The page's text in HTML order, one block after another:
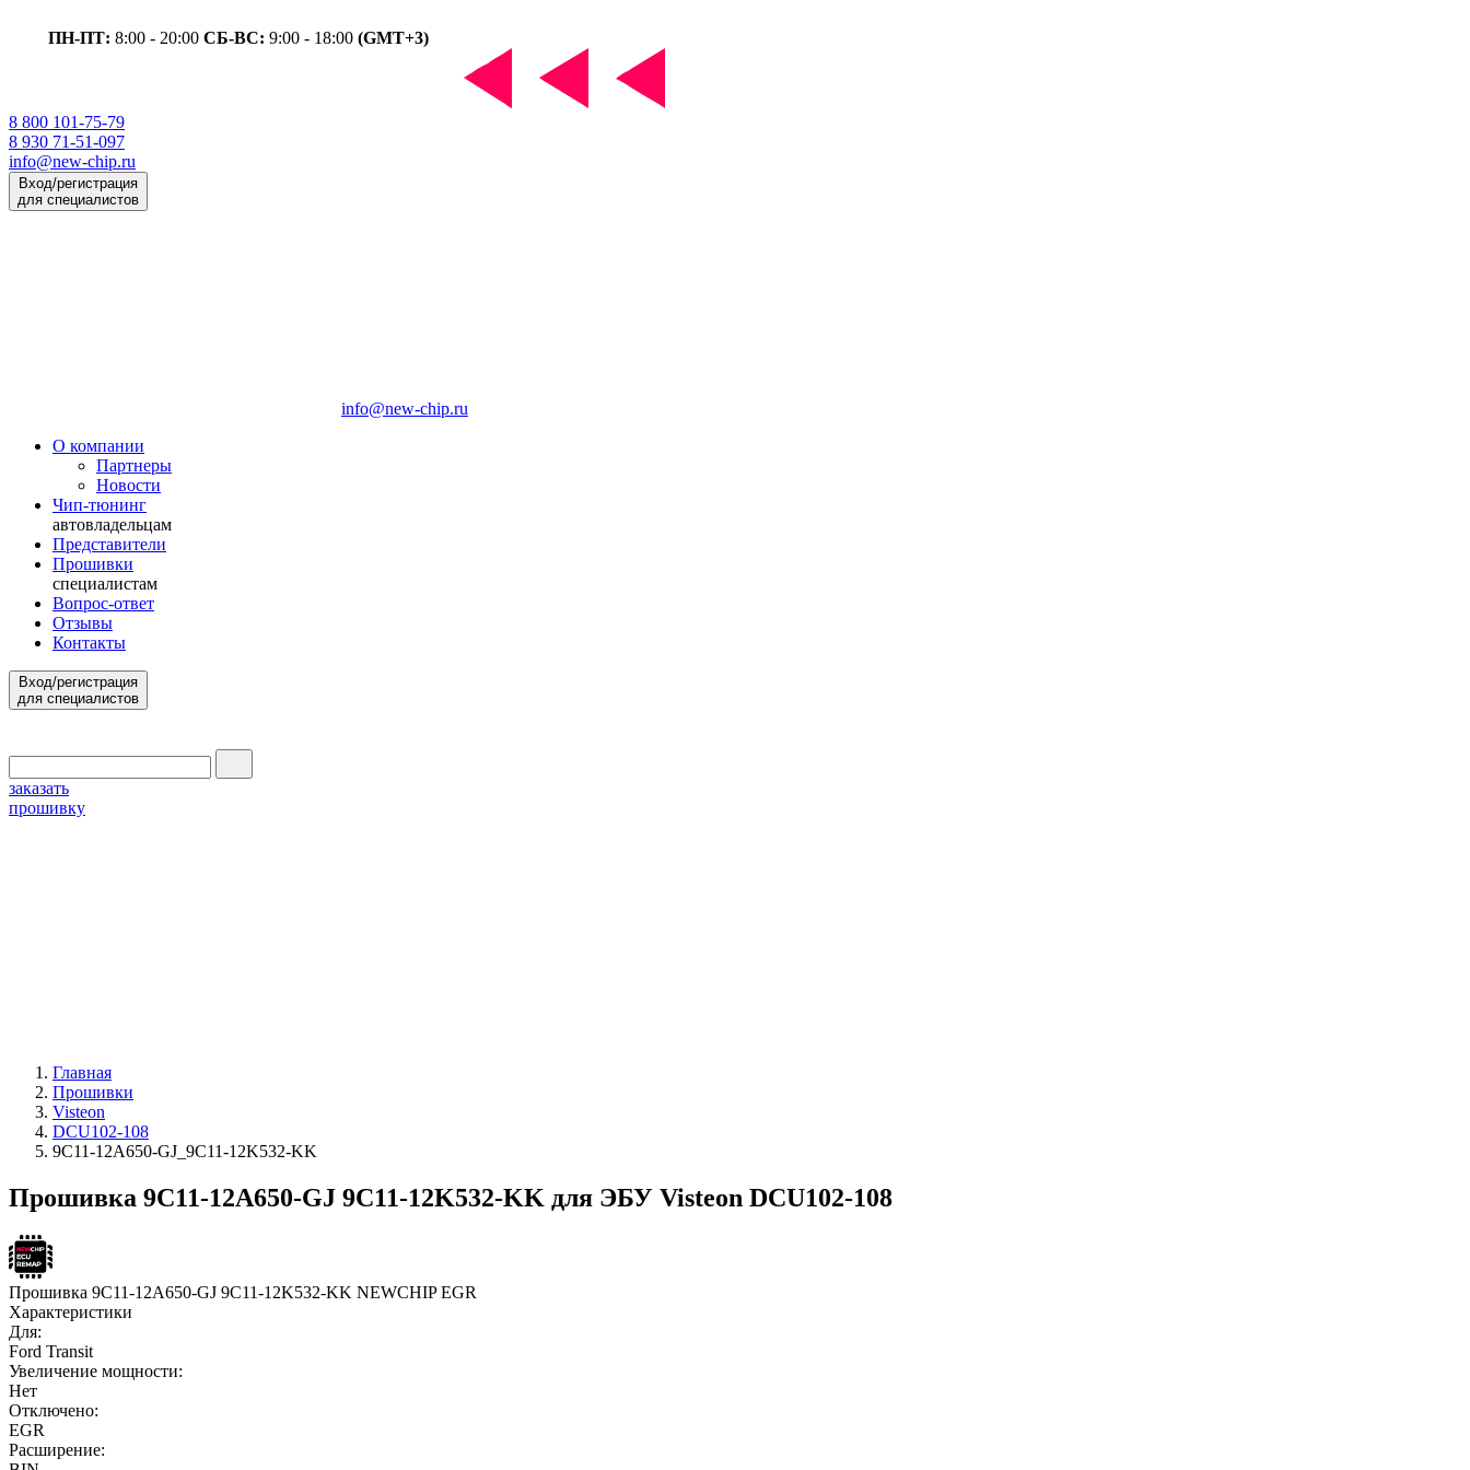
ПН-ПТ: 8:00 - 20:00 СБ-ВС: 9:00 - 18:00 (GMT+3)
8 800 101-75-79
8 930 71-51-097
info@new-chip.ru
Вход/регистрация
для специалистов
info@new-chip.ru
О компании
Партнеры
Новости
Чип-тюнинг
автовладельцам
Представители
Прошивки
специалистам
Вопрос-ответ
Отзывы
Контакты
Вход/регистрация
для специалистов
заказать
прошивку
Главная
Прошивки
Visteon
DCU102-108
9C11-12A650-GJ_9C11-12K532-KK
Прошивка 9C11-12A650-GJ 9C11-12K532-KK для ЭБУ Visteon DCU102-108
Прошивка 9C11-12A650-GJ 9C11-12K532-KK NEWCHIP EGR
Характеристики
Для:
Ford Transit
Увеличение мощности:
Нет
Отключено:
EGR
Расширение: